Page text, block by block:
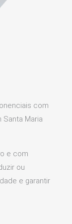
com
Santa Maria
e com
ou
e garantir